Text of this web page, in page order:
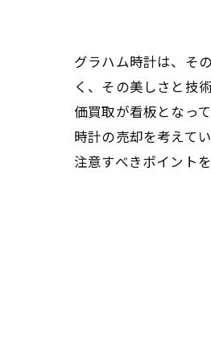
グラハム時計は、そ
く、その美しさと技
価買取が看板となっ
時計の売却を考えて
注意すべきポイント